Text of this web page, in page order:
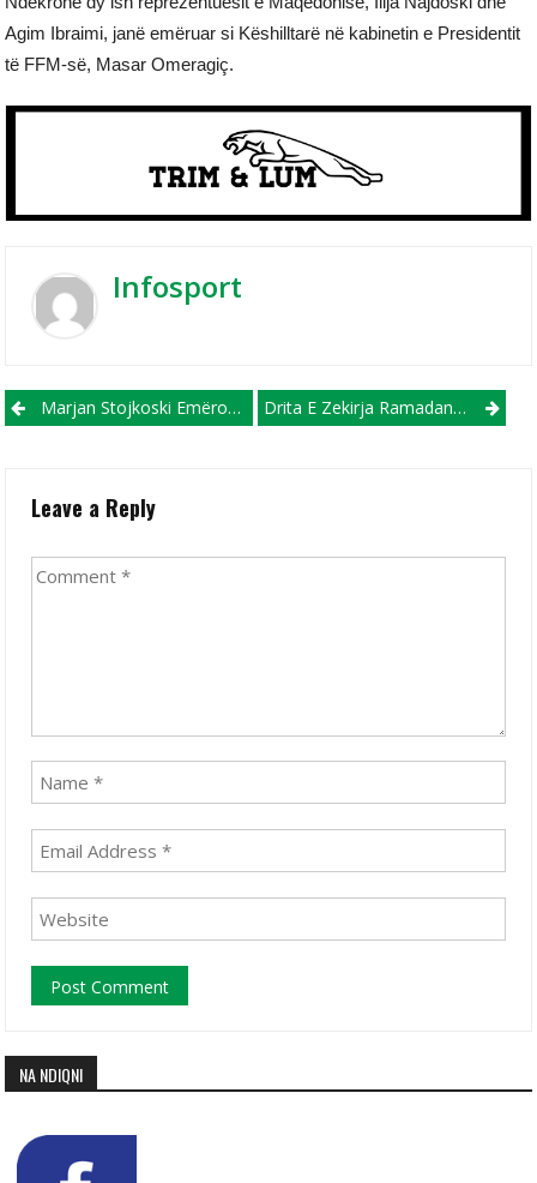
Agim Ibraimi, janë emëruar si Këshilltarë në kabinetin e Presidentit
të FFM-së, Masar Omeragiç.
Infosport
Post navigation
Marjan Stojkoski Emërohet Nënkryetar I Federatës Së Futbollit! Drita E Zekirja Ramadanit E Mbylli Me Fitore Dhe Si Kampione Stinorin Vjeshtorë Në Kosovë
Leave a Reply
NA NDIQNI